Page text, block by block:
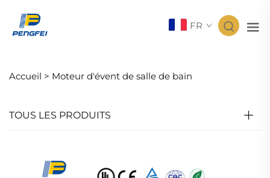
FR
Accueil > Moteur d'évent de salle de bain
TOUS LES PRODUITS